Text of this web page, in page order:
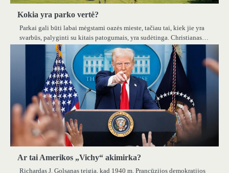
Kokia yra parko vertė?
Parkai gali būti labai mėgstami oazės mieste, tačiau tai, kiek jie yra
svarbūs, palyginti su kitais patogumais, yra sudėtinga. Christianas…
Ar tai Amerikos „Vichy“ akimirka?
Richardas J. Golsanas teigia, kad 1940 m. Prancūzijos demokratijos